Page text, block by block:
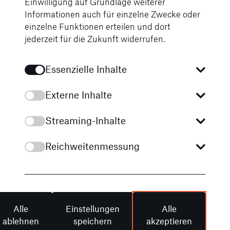
Unsere News von STERNAUTO
Immer bestens
informiert
Alle News
Tauchen Sie ein in die Welt unserer neuesten
Fahrzeugmodelle, erfahren Sie spannende
Geschichten aus unserem Unternehmen und lernen
Sie unsere engagierten Mitarbeiter kennen. Bleiben
Sie informiert über unsere aufregenden Events und
und verpassen Sie keine Neuigkeiten rund um Ihre
Lieblingsmarken und unsere Services!
Informationen auch für einzelne Zwecke oder
einzelne Funktionen erteilen und dort
jederzeit für die Zukunft widerrufen.
Essenzielle Inhalte
Externe Inhalte
Streaming-Inhalte
Reichweitenmessung
Alle
ablehnen
Einstellungen
speichern
Alle
akzeptieren